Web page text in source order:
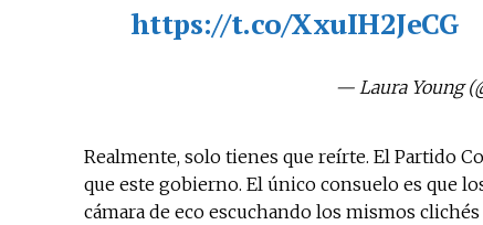
https://t.co/XxuIH2JeCG
— Laura Young
Realmente, solo tienes que reírte. El Partido
que este gobierno. El único consuelo es que
cámara de eco escuchando los mismos